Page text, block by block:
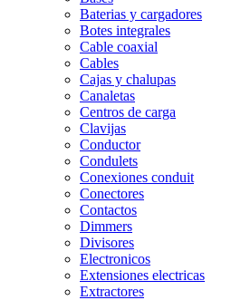
Baterias y cargadores
Botes integrales
Cable coaxial
Cables
Cajas y chalupas
Canaletas
Centros de carga
Clavijas
Conductor
Condulets
Conexiones conduit
Conectores
Contactos
Dimmers
Divisores
Electronicos
Extensiones electricas
Extractores